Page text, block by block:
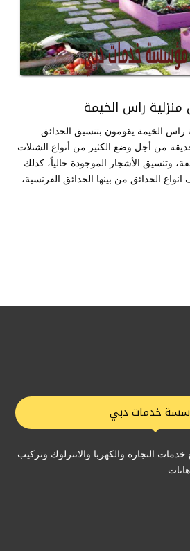
راس الخيمة
الخيمة يقومون بتنسيق الحدائق
من أجل وضع الكثير من أنواع الشتلات
وتنسيق الأشجار الموجودة حالياً، كذلك
الحدائق من بينها الحدائق الفرنسية،
خدمات دبي
النجارة والكهربا والانترلوك وتركيب